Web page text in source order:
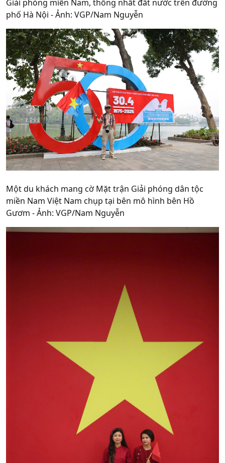
Giải phóng miền Nam, thống nhất đất nước trên đường
phố Hà Nội - Ảnh: VGP/Nam Nguyễn
Một du khách mang cờ Mặt trận Giải phóng dân tộc
miền Nam Việt Nam chụp tại bên mô hình bên Hồ
Gươm - Ảnh: VGP/Nam Nguyễn